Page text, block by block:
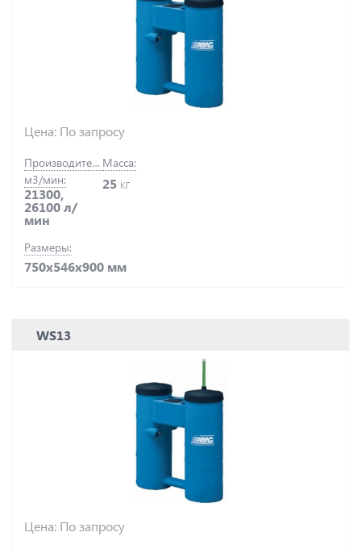
Цена: По запросу
Производительность,
м3/мин:
21300,
26100 л/
мин
Масса:
25 кг
Размеры:
750х546х900 мм
WS13
Цена: По запросу